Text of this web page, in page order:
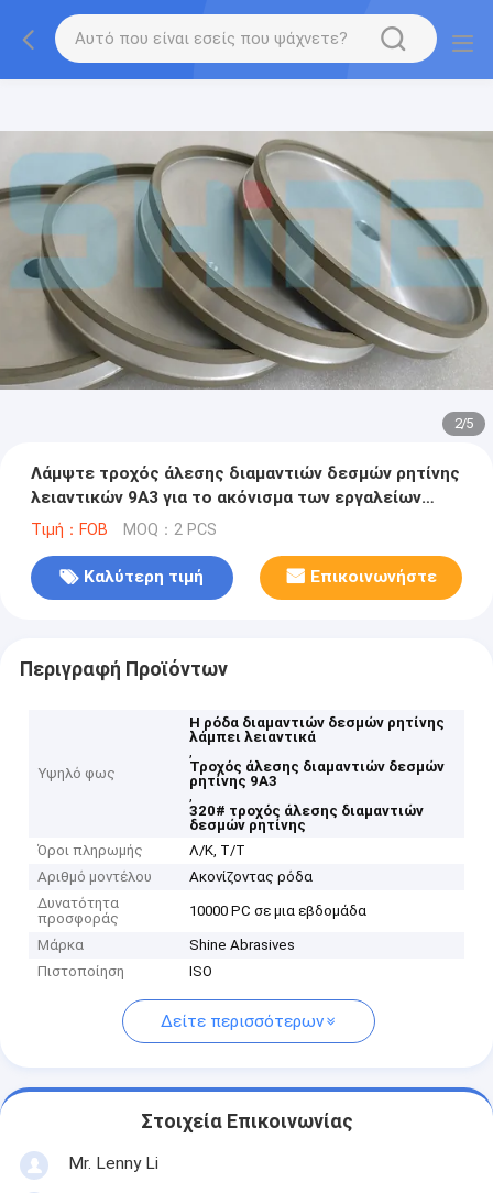
2/5
Λάμψτε τροχός άλεσης διαμαντιών δεσμών ρητίνης
λειαντικών 9A3 για το ακόνισμα των εργαλείων
καρβιδίου
Τιμή：FOB MOQ：2 PCS
Καλύτερη τιμή Επικοινωνήστε
Περιγραφή Προϊόντων
Υψηλό φως
Η ρόδα διαμαντιών δεσμών ρητίνης
λάμπει λειαντικά
,
Τροχός άλεσης διαμαντιών δεσμών
ρητίνης 9A3
,
320# τροχός άλεσης διαμαντιών
δεσμών ρητίνης
Όροι πληρωμής
Λ/Κ, Τ/Τ
Αριθμό μοντέλου
Ακονίζοντας ρόδα
Δυνατότητα
προσφοράς
10000 PC σε μια εβδομάδα
Μάρκα
Shine Abrasives
Πιστοποίηση
ISO
Δείτε περισσότερων
Στοιχεία Επικοινωνίας
Mr. Lenny Li